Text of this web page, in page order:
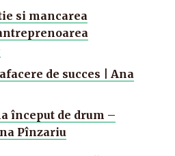
si mancarea
de succes | Ana
început de drum –
Pînzariu